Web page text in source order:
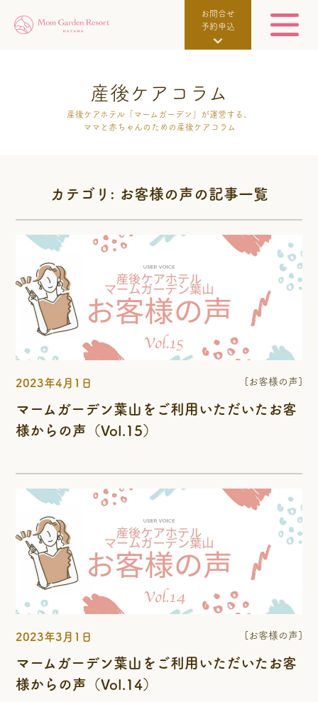
お問合せ
予約申込
産後ケアコラム
産後ケアホテル「マームガーデン」が運営する、
ママと赤ちゃんのための産後ケアコラム
カテゴリ: お客様の声の記事一覧
2023年4月1日 [お客様の声]
マームガーデン葉山をご利用いただいたお客
様からの声（Vol.15）
2023年3月1日 [お客様の声]
マームガーデン葉山をご利用いただいたお客
様からの声（Vol.14）